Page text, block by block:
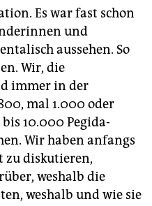
Es war fast schon
und
aussehen. So
Wir, die
immer in der
mal 1.000 oder
10.000 Pegida-
Wir haben anfangs
zu diskutieren,
weshalb die
weshalb und wie sie